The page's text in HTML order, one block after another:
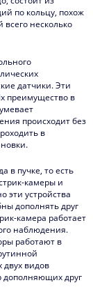
по кольцу, похож
всего несколько
датчики. Эти
преимущество в
происходит без
в
в пучке, то есть
камеры и
эти устройства
дополнять друг
камера работает
наблюдения.
работают в
двух видов
дополняющих друг